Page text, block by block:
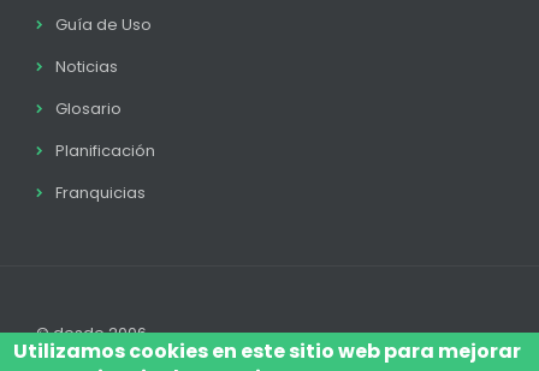
Guía de Uso
Noticias
Glosario
Planificación
Franquicias
© desde 2006
Utilizamos cookies en este sitio web para mejorar